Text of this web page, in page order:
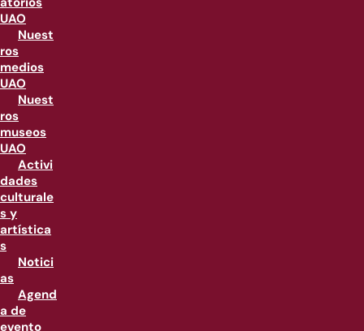
UAO
Nuest
ros
medios
UAO
Nuest
ros
museos
UAO
Activi
dades
culturale
s y
artística
s
Notici
as
Agend
a de
evento